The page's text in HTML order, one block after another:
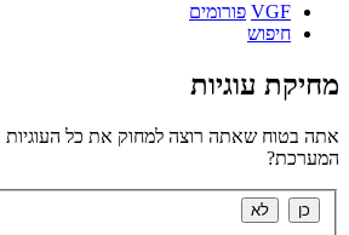
VGF פורומים
חיפוש
מחיקת עוגיות
אתה בטוח שאתה רוצה למחוק את כל העוגיות
המערכת?